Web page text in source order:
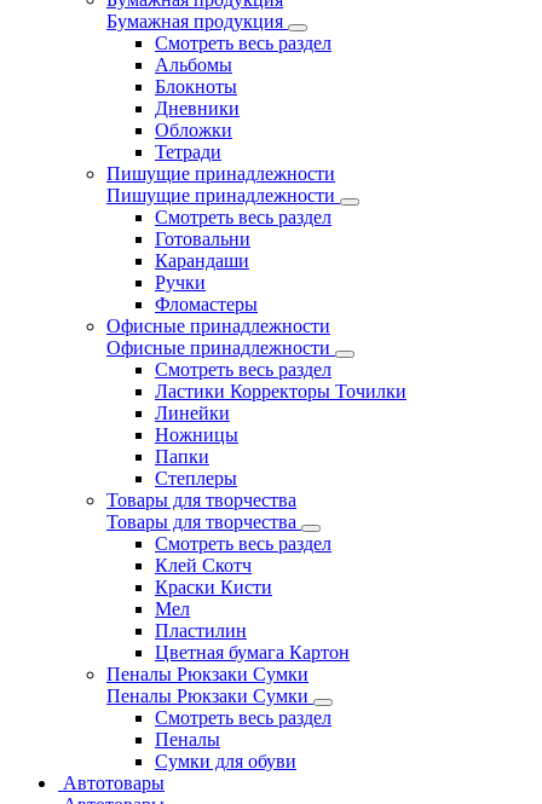
Бумажная продукция
Смотреть весь раздел
Альбомы
Блокноты
Дневники
Обложки
Тетради
Пишущие принадлежности
Пишущие принадлежности
Смотреть весь раздел
Готовальни
Карандаши
Ручки
Фломастеры
Офисные принадлежности
Офисные принадлежности
Смотреть весь раздел
Ластики Корректоры Точилки
Линейки
Ножницы
Папки
Степлеры
Товары для творчества
Товары для творчества
Смотреть весь раздел
Клей Скотч
Краски Кисти
Мел
Пластилин
Цветная бумага Картон
Пеналы Рюкзаки Сумки
Пеналы Рюкзаки Сумки
Смотреть весь раздел
Пеналы
Сумки для обуви
Автотовары